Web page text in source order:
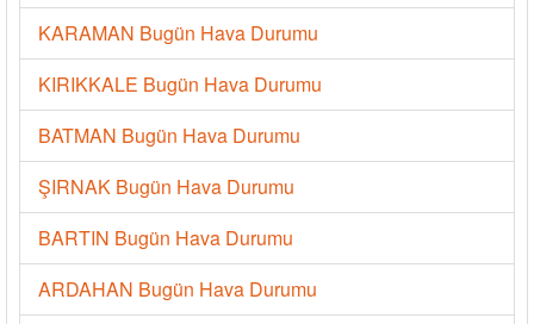
KARAMAN Bugün Hava Durumu
KIRIKKALE Bugün Hava Durumu
BATMAN Bugün Hava Durumu
ŞIRNAK Bugün Hava Durumu
BARTIN Bugün Hava Durumu
ARDAHAN Bugün Hava Durumu